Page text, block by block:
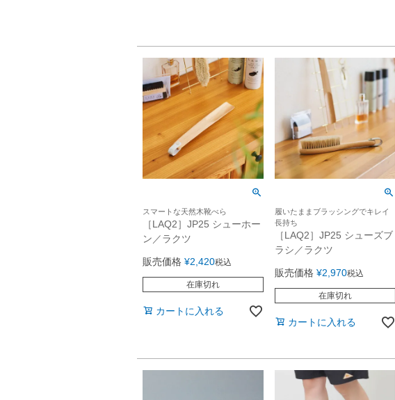
スマートな天然木靴べら
［LAQ2］JP25 シューホー
ン／ラクツ
販売価格 ¥2,420税込
在庫切れ
カートに入れる
履いたままブラッシングでキレイ
長持ち
［LAQ2］JP25 シューズブ
ラシ／ラクツ
販売価格 ¥2,970税込
在庫切れ
カートに入れる